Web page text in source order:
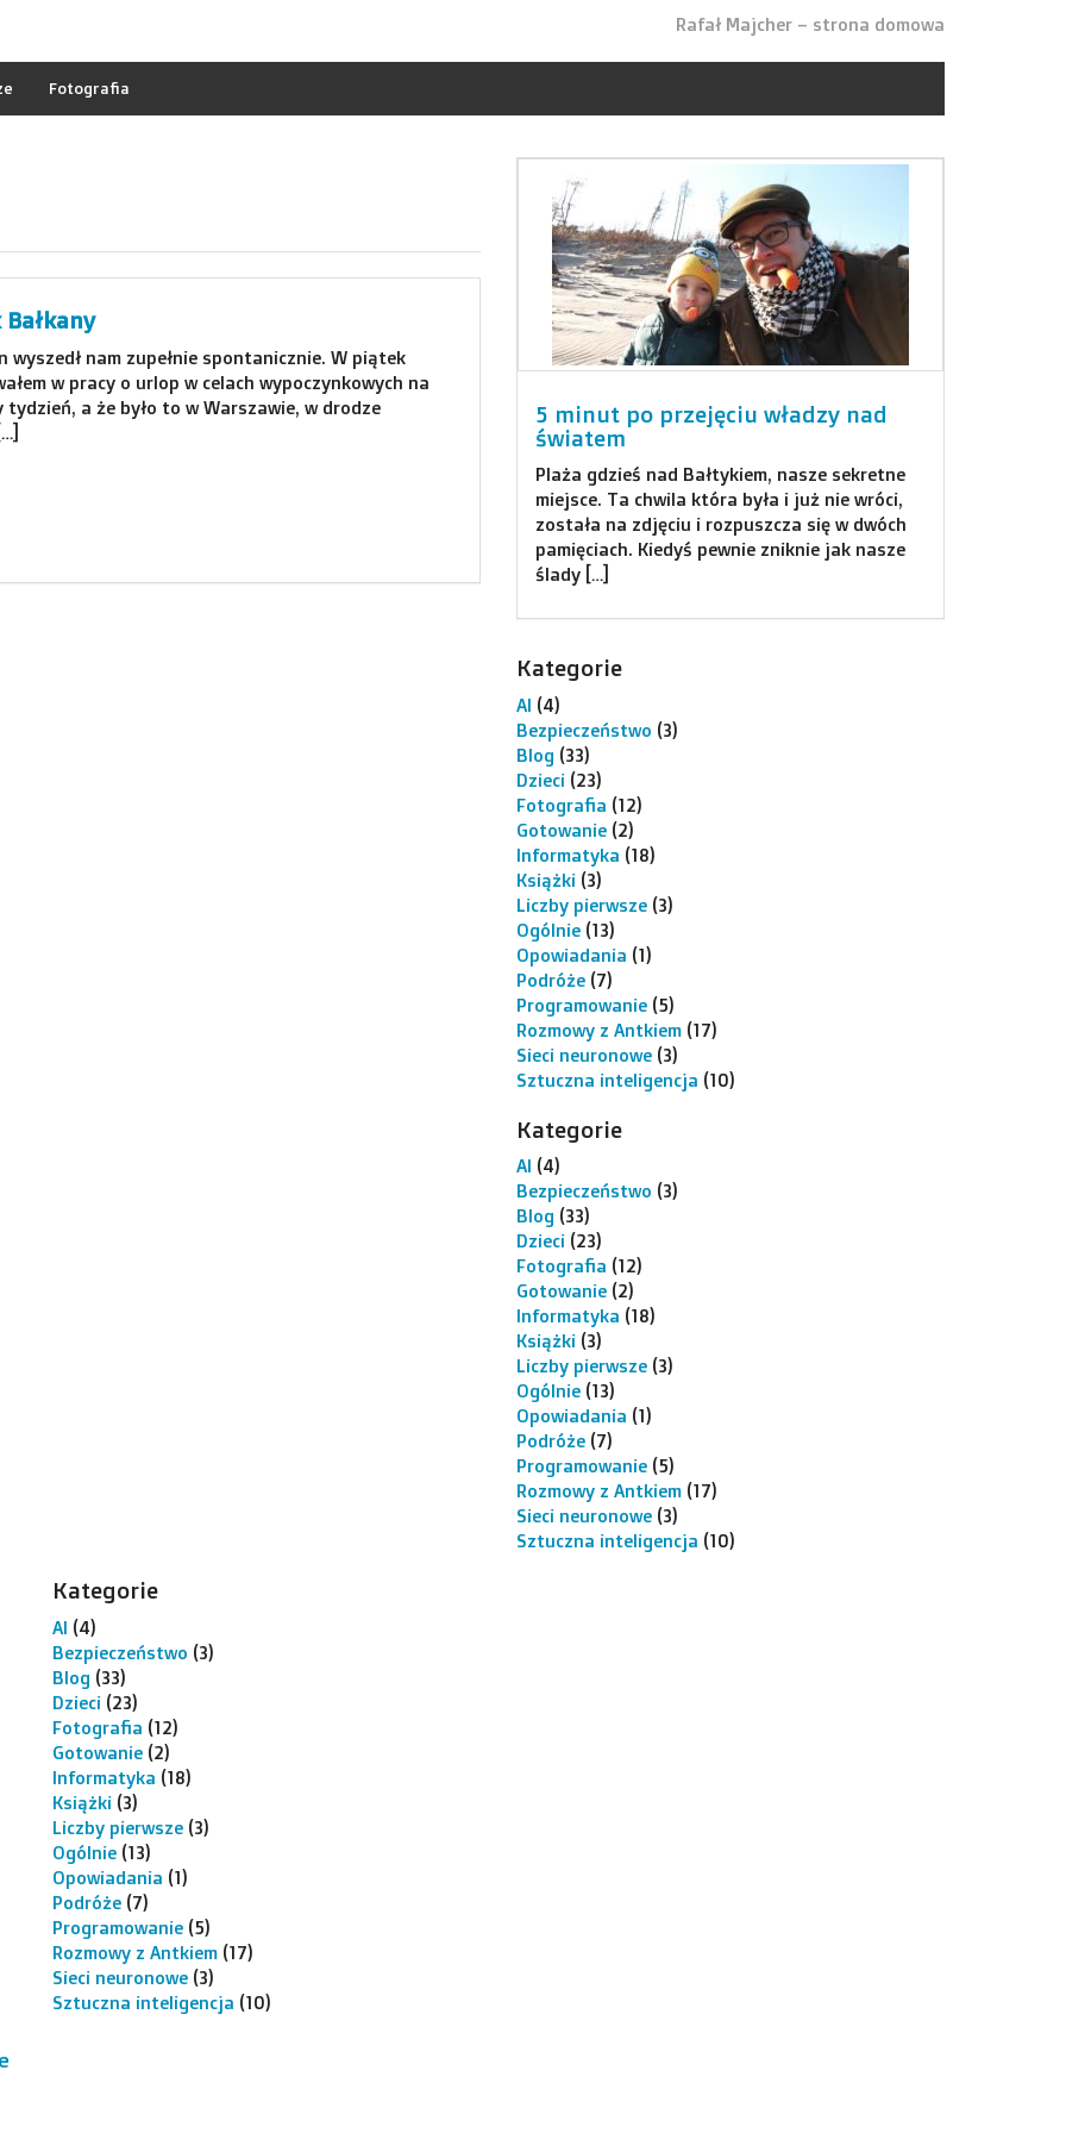
Rafał Majcher – strona domowa
Fotografia
nam zupełnie spontanicznie. W piątek
w pracy o urlop w celach wypoczynkowych na
tydzień, a że było to w Warszawie, w drodze
5 minut po przejęciu władzy nad
światem
Plaża gdzieś nad Bałtykiem, nasze sekretne
miejsce. Ta chwila która była i już nie wróci,
została na zdjęciu i rozpuszcza się w dwóch
pamięciach. Kiedyś pewnie zniknie jak nasze
ślady […]
Kategorie
AI (4)
Bezpieczeństwo (3)
Blog (33)
Dzieci (23)
Fotografia (12)
Gotowanie (2)
Informatyka (18)
Książki (3)
Liczby pierwsze (3)
Ogólnie (13)
Opowiadania (1)
Podróże (7)
Programowanie (5)
Rozmowy z Antkiem (17)
Sieci neuronowe (3)
Sztuczna inteligencja (10)
Kategorie
AI (4)
Bezpieczeństwo (3)
Blog (33)
Dzieci (23)
Fotografia (12)
Gotowanie (2)
Informatyka (18)
Książki (3)
Liczby pierwsze (3)
Ogólnie (13)
Opowiadania (1)
Podróże (7)
Programowanie (5)
Rozmowy z Antkiem (17)
Sieci neuronowe (3)
Sztuczna inteligencja (10)
Kategorie
AI (4)
Bezpieczeństwo (3)
Blog (33)
Dzieci (23)
Fotografia (12)
Gotowanie (2)
Informatyka (18)
Książki (3)
Liczby pierwsze (3)
Ogólnie (13)
Opowiadania (1)
Podróże (7)
Programowanie (5)
Rozmowy z Antkiem (17)
Sieci neuronowe (3)
Sztuczna inteligencja (10)